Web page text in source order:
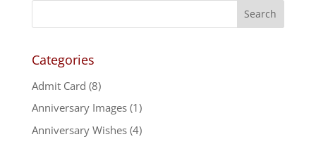
Categories
Admit Card (8)
Anniversary Images(1)
Anniversary Wishes(4)